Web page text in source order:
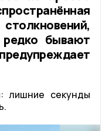
редко бывают
лишние секунды